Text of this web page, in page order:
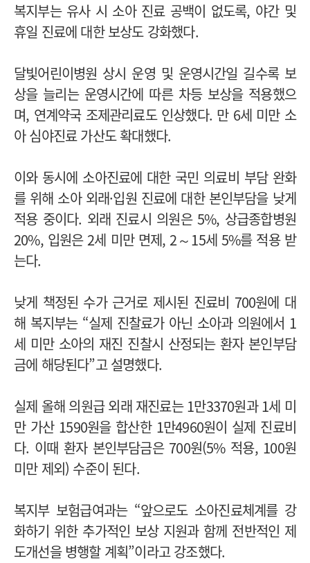
복지부는 유사 시 소아 진료 공백이 없도록, 야간 및
휴일 진료에 대한 보상도 강화했다.
달빛어린이병원 상시 운영 및 운영시간일 길수록 보
상을 늘리는 운영시간에 따른 차등 보상을 적용했으
며, 연계약국 조제관리료도 인상했다. 만 6세 미만 소
아 심야진료 가산도 확대했다.
이와 동시에 소아진료에 대한 국민 의료비 부담 완화
를 위해 소아 외래·입원 진료에 대한 본인부담을 낮게
적용 중이다. 외래 진료시 의원은 5%, 상급종합병원
20%, 입원은 2세 미만 면제, 2～15세 5%를 적용 받
는다.
낮게 책정된 수가 근거로 제시된 진료비 700원에 대
해 복지부는 “실제 진찰료가 아닌 소아과 의원에서 1
세 미만 소아의 재진 진찰시 산정되는 환자 본인부담
금에 해당된다”고 설명했다.
실제 올해 의원급 외래 재진료는 1만3370원과 1세 미
만 가산 1590원을 합산한 1만4960원이 실제 진료비
다. 이때 환자 본인부담금은 700원(5% 적용, 100원
미만 제외) 수준이 된다.
복지부 보험급여과는 “앞으로도 소아진료체계를 강
화하기 위한 추가적인 보상 지원과 함께 전반적인 제
도개선을 병행할 계획”이라고 강조했다.